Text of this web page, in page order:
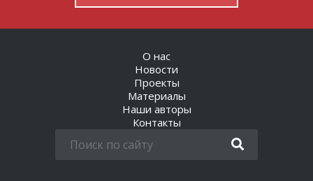
О нас
Новости
Проекты
Материалы
Наши авторы
Контакты